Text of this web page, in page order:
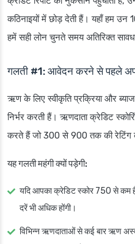
कठिनाइयों में छोड़ देती हैं। यहाँ हम उन
हमें सही लोन चुनते समय अतिरिक्त
गलती #1: आवेदन करने से पहले
ऋण के लिए स्वीकृति प्रक्रिया और
निर्भर करती हैं। ऋणदाता क्रेडिट
करते हैं जो 300 से 900 तक की रेटिंग
यह गलती महंगी क्यों पड़ेगी:
यदि आपका क्रेडिट स्कोर 750 से कम
दरें भी अधिक होंगी।
विभिन्न ऋणदाताओं से कई बार ऋण